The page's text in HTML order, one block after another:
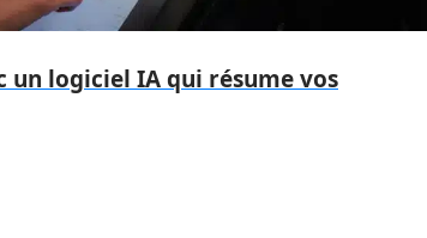
un logiciel IA qui résume vos